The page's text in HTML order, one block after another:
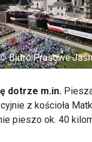
dotrze m.in.
z kościoła
pieszo ok. 40